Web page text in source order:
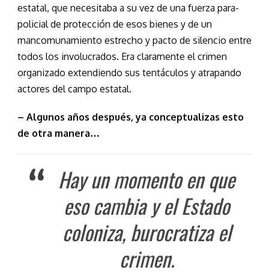
estatal, que necesitaba a su vez de una fuerza para-
policial de protección de esos bienes y de un
mancomunamiento estrecho y pacto de silencio entre
todos los involucrados. Era claramente el crimen
organizado extendiendo sus tentáculos y atrapando
actores del campo estatal.
– Algunos años después, ya conceptualizas esto
de otra manera…
Hay un momento en que
eso cambia y el Estado
coloniza, burocratiza el
crimen.